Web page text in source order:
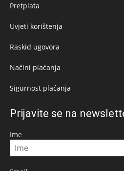
Pretplata
Uvjeti korištenja
Raskid ugovora
Načini plaćanja
Sigurnost plaćanja
Prijavite se na
Ime